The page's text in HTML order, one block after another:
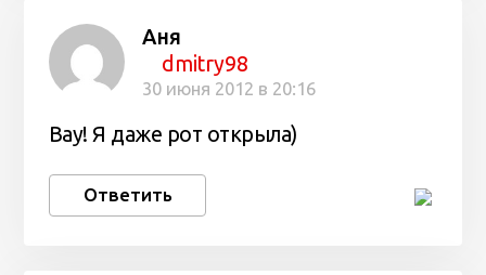
Аня
dmitry98
30 июня 2012 в 20:16
Вау! Я даже рот открыла)
Ответить